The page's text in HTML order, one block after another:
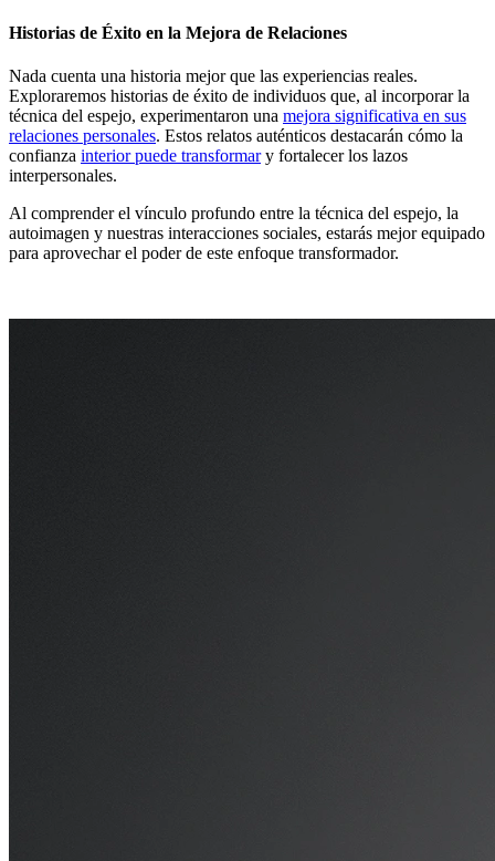
Historias de Éxito en la Mejora de Relaciones
Nada cuenta una historia mejor que las experiencias reales.
Exploraremos historias de éxito de individuos que, al incorporar la
técnica del espejo, experimentaron una mejora significativa en sus
relaciones personales. Estos relatos auténticos destacarán cómo la
confianza interior puede transformary fortalecer los lazos
interpersonales.
Al comprender el vínculo profundo entre la técnica del espejo, la
autoimagen y nuestras interacciones sociales, estarás mejor equipado
para aprovechar el poder de este enfoque transformador.